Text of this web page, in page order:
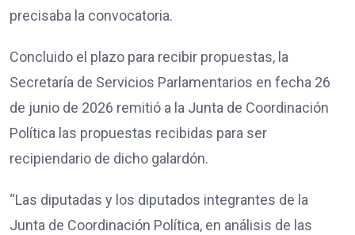
precisaba la convocatoria.
Concluido el plazo para recibir propuestas, la
Secretaría de Servicios Parlamentarios en fecha 26
de junio de 2026 remitió a la Junta de Coordinación
Política las propuestas recibidas para ser
recipiendario de dicho galardón.
“Las diputadas y los diputados integrantes de la
Junta de Coordinación Política, en análisis de las